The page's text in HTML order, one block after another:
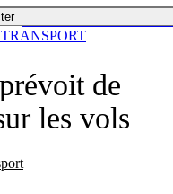
de
les vols